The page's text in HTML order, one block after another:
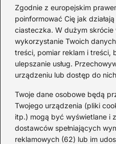
Zgodnie z europejskim
poinformować Cię jak
ciasteczka. W dużym
wykorzystanie Twoich
treści, pomiar reklam i treści,
ulepszanie usług.
urządzeniu lub dostęp do
Twoje dane osobowe będą
Twojego urządzenia (pliki
itp.) mogą być wyświetlane i
dostawców spełniających
reklamowych (62) lub im
2026-08-03
fakty i
2026-08-
2026-07-20
Mało